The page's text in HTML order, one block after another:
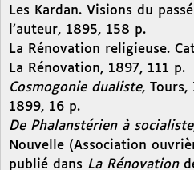
Les Kardan. Visions du
l’auteur, 1895, 158 p.
La Rénovation religieuse.
La Rénovation, 1897, 111 p.
Cosmogonie dualiste, Tours,
1899, 16 p.
De Phalanstérien à socialiste
Nouvelle (Association
publié dans La Rénovation